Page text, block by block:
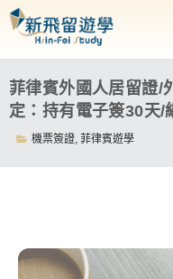
菲律賓外國人居留證/
定：持有電子簽30天/
機票簽證, 菲律賓遊學